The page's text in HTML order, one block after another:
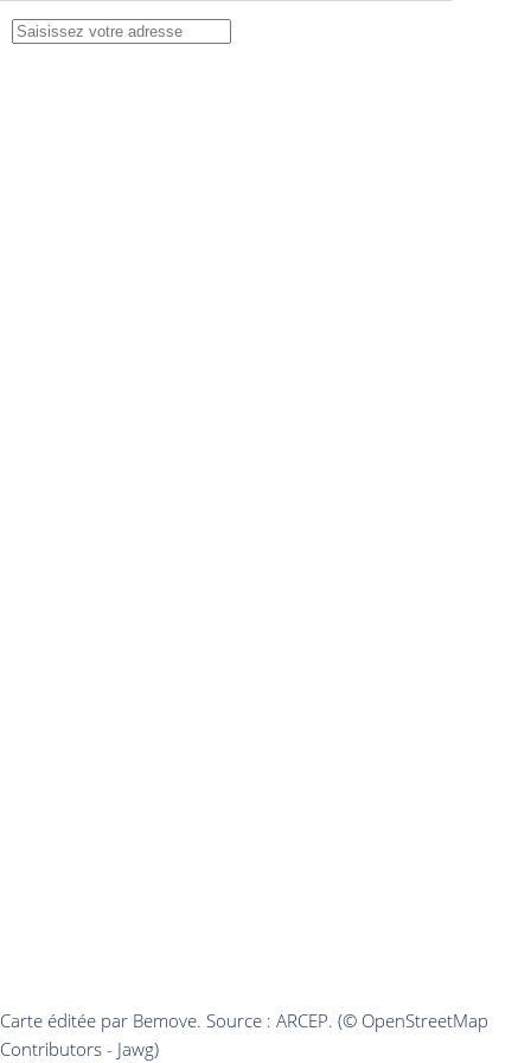
Carte éditée par Bemove. Source : ARCEP. (© OpenStreetMap
Contributors - Jawg)